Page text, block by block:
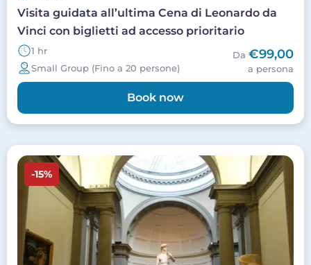
Visita guidata all’ultima Cena di Leonardo da
Vinci con biglietti ad accesso prioritario
1 hr
Small Group (Fino a 20 persone)
Da €99,00
a persona
Book now
Image
-15%